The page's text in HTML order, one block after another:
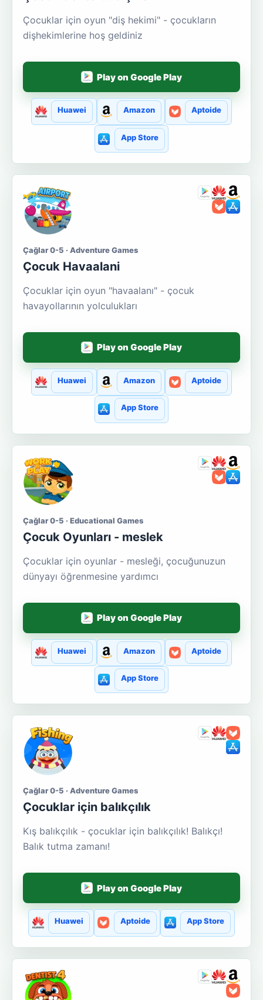
Çocuklar için oyun "diş hekimi" - çocukların
dişhekimlerine hoş geldiniz
Play on Google Play
Huawei Amazon Aptoide
App Store
Çağlar 0-5 · Adventure Games
Çocuk Havaalani
Çocuklar için oyun "havaalanı" - çocuk
havayollarının yolculukları
Play on Google Play
Huawei Amazon Aptoide
App Store
Çağlar 0-5 · Educational Games
Çocuk Oyunları - meslek
Çocuklar için oyunlar - mesleği, çocuğunuzun
dünyayı öğrenmesine yardımcı
Play on Google Play
Huawei Amazon Aptoide
App Store
Çağlar 0-5 · Adventure Games
Çocuklar için balıkçılık
Kış balıkçılık - çocuklar için balıkçılık! Balıkçı!
Balık tutma zamanı!
Play on Google Play
Huawei Aptoide App Store